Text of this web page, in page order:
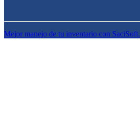
Mejor manejo de tu inventario con SaciSoft.